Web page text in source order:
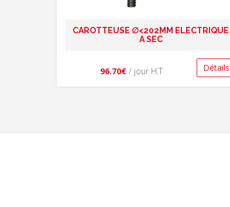
CAROTTEUSE ∅<202MM ELECTRIQUE
A SEC
96.70€/ jour H.T Détails